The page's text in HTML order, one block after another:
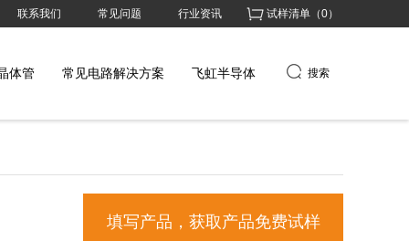
联系我们 常见问题 行业资讯 试样清单（0）
体管 常见电路解决方案 飞虹半导体 搜索
填写产品，获取产品免费试样